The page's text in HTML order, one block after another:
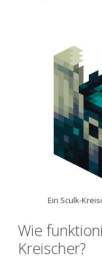
Ein Sculk-
Wie
Kreischer?